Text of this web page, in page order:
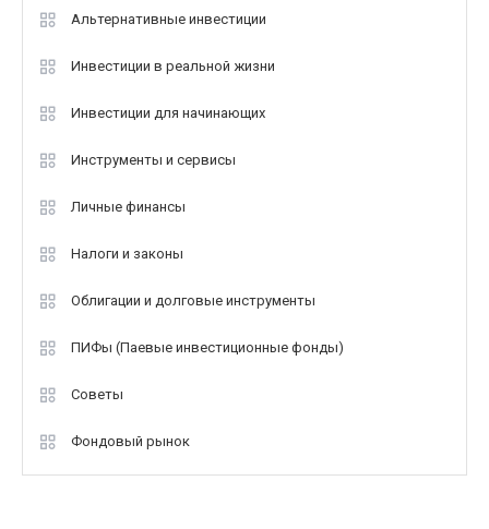
Альтернативные инвестиции
Инвестиции в реальной жизни
Инвестиции для начинающих
Инструменты и сервисы
Личные финансы
Налоги и законы
Облигации и долговые инструменты
ПИФы (Паевые инвестиционные фонды)
Советы
Фондовый рынок